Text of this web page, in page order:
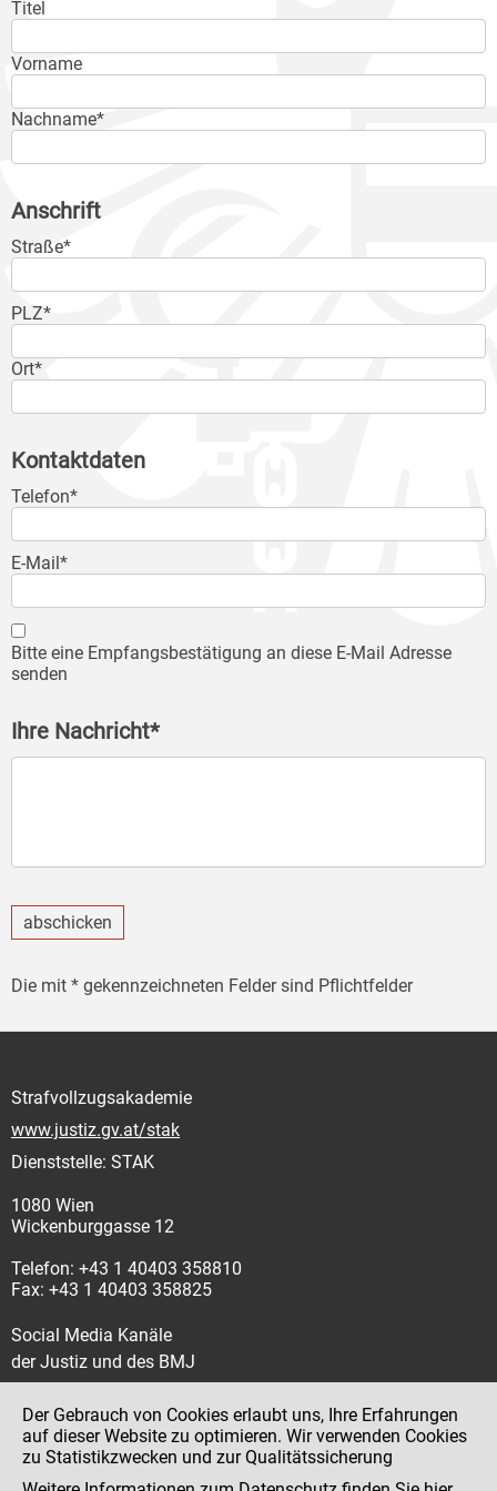
Titel
Vorname
Nachname*
Anschrift
Straße*
PLZ*
Ort*
Kontaktdaten
Telefon*
E-Mail*
Bitte eine Empfangsbestätigung an diese E-Mail Adresse
senden
Ihre Nachricht*
abschicken
Die mit * gekennzeichneten Felder sind Pflichtfelder
Strafvollzugsakademie
www.justiz.gv.at/stak
Dienststelle: STAK
1080 Wien
Wickenburggasse 12
Telefon: +43 1 40403 358810
Fax: +43 1 40403 358825
Social Media Kanäle
der Justiz und des BMJ
Impressum
Der Gebrauch von Cookies erlaubt uns, Ihre Erfahrungen
auf dieser Website zu optimieren. Wir verwenden Cookies
zu Statistikzwecken und zur Qualitätssicherung